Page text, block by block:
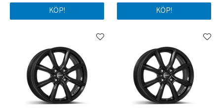
KÖP! KÖP!